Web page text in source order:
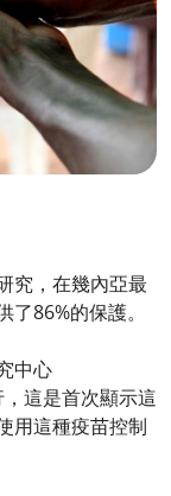
究，在幾內亞最
86%的保護。
中心
這是首次顯示這
用這種疫苗控制